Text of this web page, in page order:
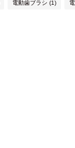
電動歯ブラシ (1)